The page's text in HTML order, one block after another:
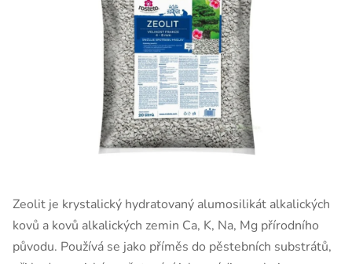
Zeolit je krystalický hydratovaný alumosilikát alkalických
kovů a kovů alkalických zemin Ca, K, Na, Mg přírodního
původu. Používá se jako příměs do pěstebních substrátů,